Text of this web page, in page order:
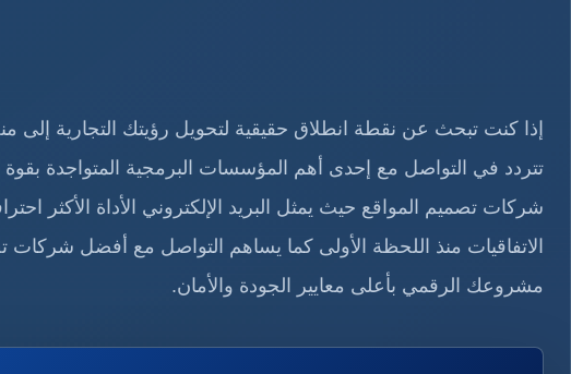
إذا كنت تبحث عن نقطة انطلاق حقيقية لتحويل رؤيتك التجارية إلى
تتردد في التواصل مع إحدى أهم المؤسسات البرمجية المتواجدة
شركات تصميم المواقع حيث يمثل البريد الإلكتروني الأداة الأكثر
الاتفاقيات منذ اللحظة الأولى كما يساهم التواصل مع أفضل
مشروعك الرقمي بأعلى معايير الجودة والأمان.